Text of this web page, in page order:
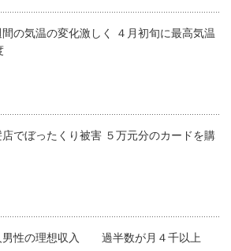
間の気温の変化激しく ４月初旬に最高気温
店でぼったくり被害 ５万元分のカードを購
男性の理想収入 過半数が月４千以上